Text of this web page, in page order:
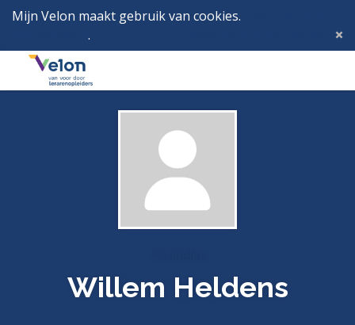
Mijn Velon maakt gebruik van cookies.
.
Menu
Willem Heldens